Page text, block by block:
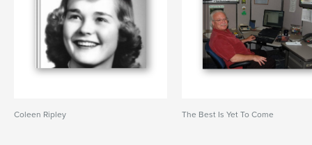
Coleen Ripley The Best Is Yet To Come